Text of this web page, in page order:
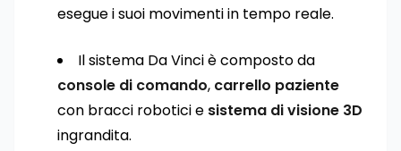
esegue i suoi movimenti in tempo reale.
Il sistema Da Vinci è composto da
console di comando, carrello paziente
con bracci robotici e sistema di visione 3D
ingrandita.